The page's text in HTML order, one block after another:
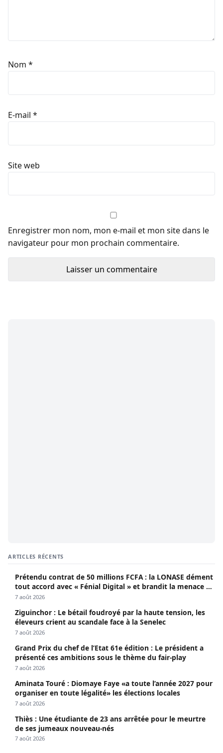
Nom *
E-mail *
Site web
Enregistrer mon nom, mon e-mail et mon site dans le
navigateur pour mon prochain commentaire.
ARTICLES RÉCENTS
Prétendu contrat de 50 millions FCFA : la LONASE dément
tout accord avec « Fénial Digital » et brandit la menace de
poursuites
7 août 2026
Ziguinchor : Le bétail foudroyé par la haute tension, les
éleveurs crient au scandale face à la Senelec
7 août 2026
Grand Prix du chef de l’Etat 61e édition : Le président a
présenté ces ambitions sous le thème du fair-play
7 août 2026
Aminata Touré : Diomaye Faye «a toute l’année 2027 pour
organiser en toute légalité» les élections locales
7 août 2026
Thiès : Une étudiante de 23 ans arrêtée pour le meurtre
de ses jumeaux nouveau-nés
7 août 2026